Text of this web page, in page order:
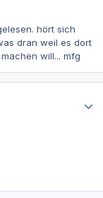
hört sich
dran weil es dort
will... mfg